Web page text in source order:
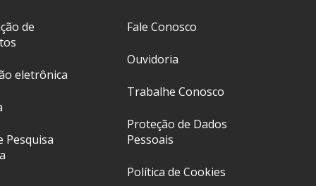
de
eletrônica
Pesquisa
Fale Conosco
Ouvidoria
Trabalhe Conosco
Proteção de Dados
Pessoais
Política de Cookies